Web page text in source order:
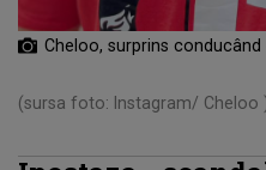
Cheloo, surprins
(sursa foto: Instagram/ Cheloo